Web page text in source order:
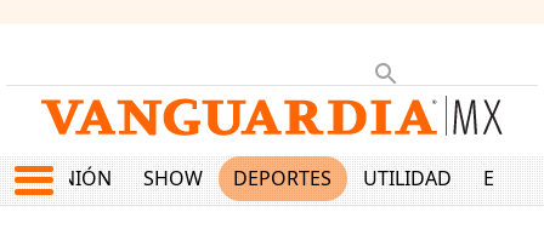
OPINIÓN SHOW DEPORTES UTILIDAD